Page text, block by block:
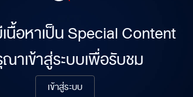
นื้อหาเป็น Special Content
าเข้าสู่ระบบเพื่อรับชม
เข้าสู่ระบบ